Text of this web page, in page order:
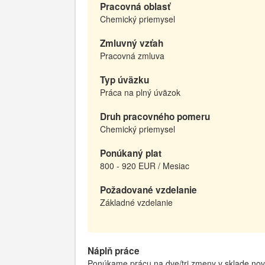
Pracovná oblasť
Chemický priemysel
Zmluvný vzťah
Pracovná zmluva
Typ úväzku
Práca na plný úväzok
Druh pracovného pomeru
Chemický priemysel
Ponúkaný plat
800 - 920 EUR / Mesiac
Požadované vzdelanie
Základné vzdelanie
Náplň práce